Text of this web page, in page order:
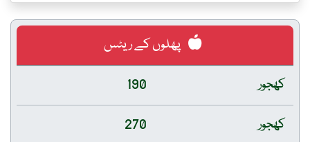
پھلوں کے ریٹس
کھجور
190
کھجور
270